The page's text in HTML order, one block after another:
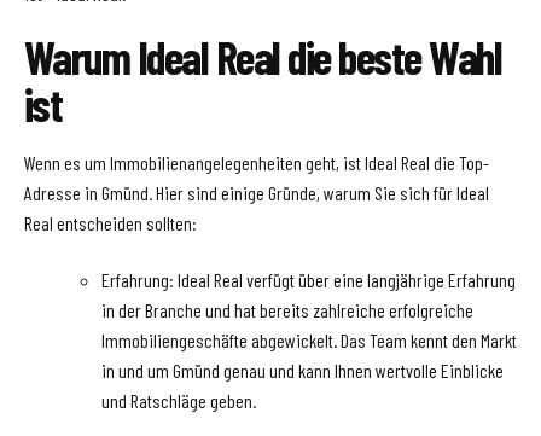
Warum Ideal Real die beste Wahl
ist
Wenn es um Immobilienangelegenheiten geht, ist Ideal Real die Top-
Adresse in Gmünd. Hier sind einige Gründe, warum Sie sich für Ideal
Real entscheiden sollten:
Erfahrung: Ideal Real verfügt über eine langjährige Erfahrung
in der Branche und hat bereits zahlreiche erfolgreiche
Immobiliengeschäfte abgewickelt. Das Team kennt den Markt
in und um Gmünd genau und kann Ihnen wertvolle Einblicke
und Ratschläge geben.